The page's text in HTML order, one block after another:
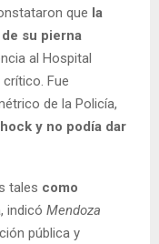
que la
su pierna
al Hospital
Fue
de la Policía,
y no podía dar
tales como
, indicó Mendoza
pública y